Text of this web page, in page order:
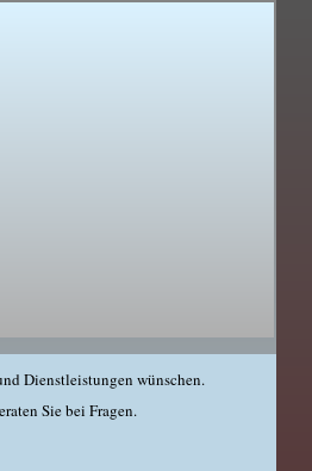
Dienstleistungen wünschen.
Sie bei Fragen.